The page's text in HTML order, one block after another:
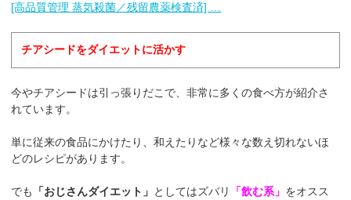
[高品質管理 蒸気殺菌／残留農薬検査済] …
チアシードをダイエットに活かす
今やチアシードは引っ張りだこで、非常に多くの食べ方が紹介さ
れています。
単に従来の食品にかけたり、和えたりなど様々な数え切れないほ
どのレシピがあります。
でも 「おじさんダイエット」 としてはズバリ 「飲む系」 をオスス